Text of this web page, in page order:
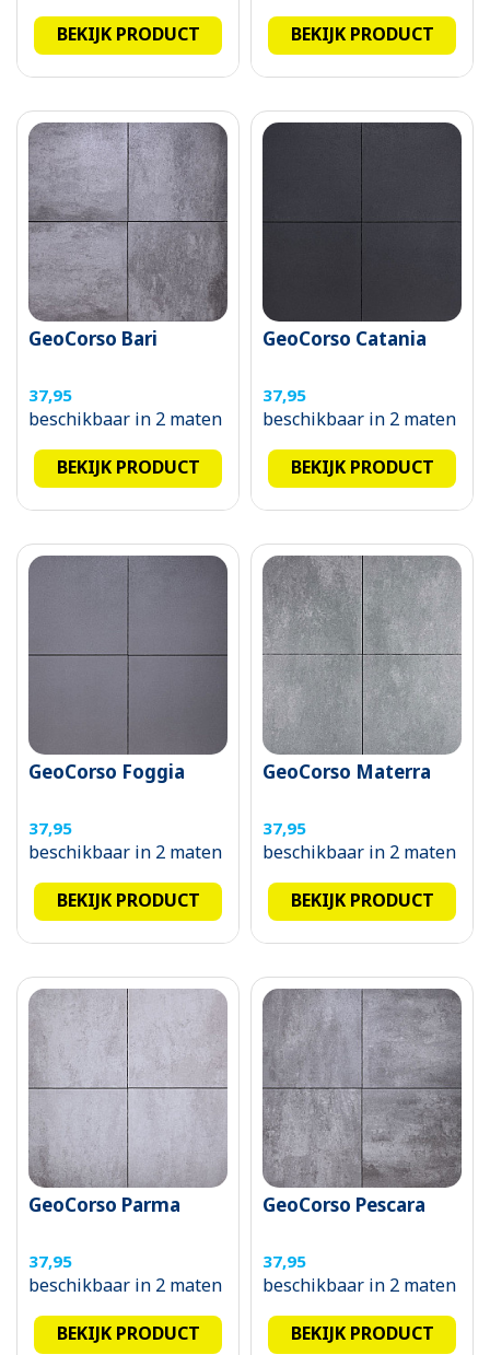
BEKIJK PRODUCT
BEKIJK PRODUCT
GeoCorso Bari
37,95
beschikbaar in 2 maten
BEKIJK PRODUCT
GeoCorso Catania
37,95
beschikbaar in 2 maten
BEKIJK PRODUCT
GeoCorso Foggia
37,95
beschikbaar in 2 maten
BEKIJK PRODUCT
GeoCorso Materra
37,95
beschikbaar in 2 maten
BEKIJK PRODUCT
GeoCorso Parma
37,95
beschikbaar in 2 maten
BEKIJK PRODUCT
GeoCorso Pescara
37,95
beschikbaar in 2 maten
BEKIJK PRODUCT